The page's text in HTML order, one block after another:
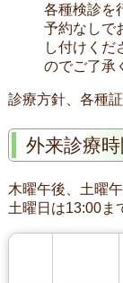
各種検診を
予約なしで
し付けくだ
のでご了承
診療方針、各種
外来診療時
木曜午後、土曜
土曜日は13:00ま